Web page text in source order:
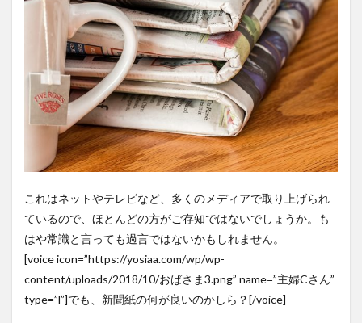
これはネットやテレビなど、多くのメディアで取り上げられ
ているので、ほとんどの方がご存知ではないでしょうか。も
はや常識と言っても過言ではないかもしれません。
[voice icon=”https://yosiaa.com/wp/wp-
content/uploads/2018/10/おばさま3.png” name=”主婦Cさん”
type=”l”]でも、新聞紙の何が良いのかしら？[/voice]